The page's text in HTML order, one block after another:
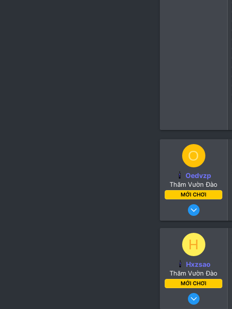
O
Oedvzp
Thăm Vườn Đào
MỚI CHƠI
0
Turkey
lipiws.top
H
Hxzsao
Thăm Vườn Đào
MỚI CHƠI